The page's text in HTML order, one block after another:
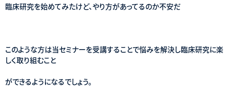
臨床研究を始めてみたけど、やり方があってるのか不安だ
このような方は当セミナーを受講することで悩みを解決し臨床研究に楽
しく取り組むこと
ができるようになるでしょう。